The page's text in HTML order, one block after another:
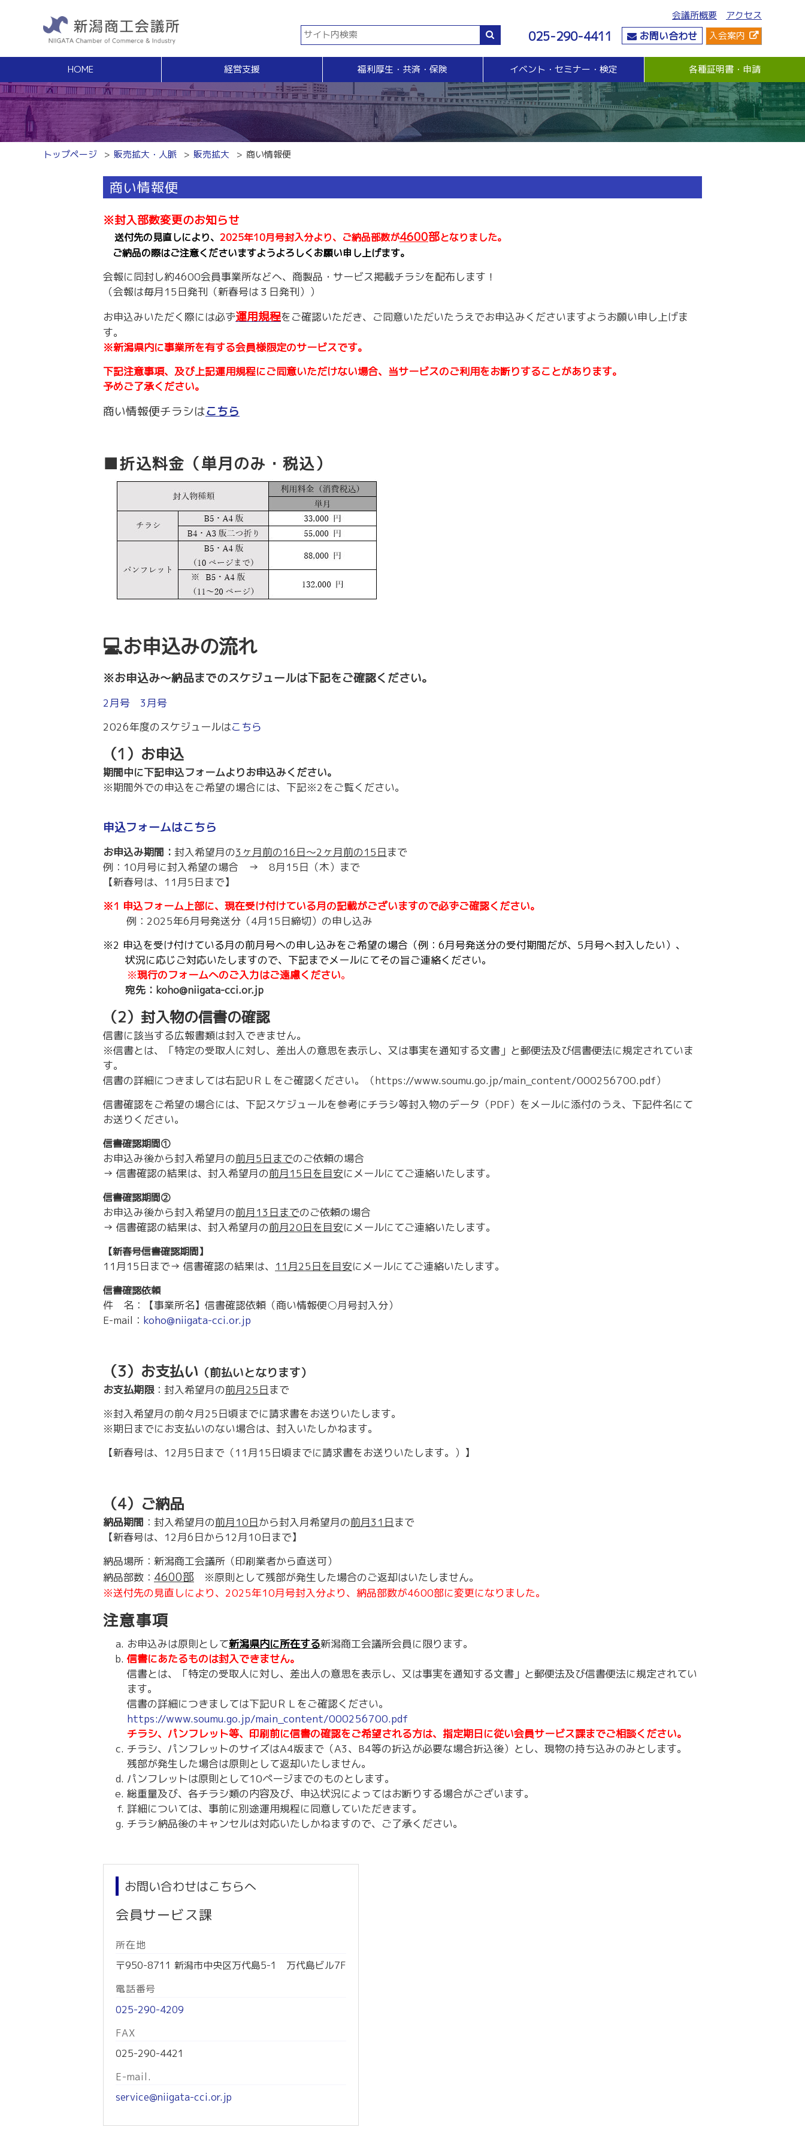
会議所概要 アクセス
025-290-4411 お問い合わせ 入会案内
HOME 経営支援
経営支援
経営相談
無料窓口相談
専門家ネットワーク
経営安定特別相談室
中小企業支援サイト「ミラサポ」
新潟県建設サポートセンター
税務相談（無料相談窓口）
労務・雇用・賃金相談（無料相談窓口）
賃金関係諸統計・説明会
事業承継・Ｍ＆Ａ
事業承継支援（無料相談窓口）
事業承継簡易診断
M＆Aの相談・斡旋
事業計画・創業融資相談（無料窓口相談）
スキルアップ
能力開発・人材育成セミナー
商工会議所ライブラリー
令和2年4月1日～令和7年3月31日計画
販売拡大・人脈
販売拡大
商い情報便
電子商い情報便
商いつなぐサイト
交流会
ビジネス情報交換会
商工クラブ
新潟国際ビジネス研究会
資金・融資
無担保・無保証人融資
各種融資制度紹介
社会情勢
要望・提言
地域活性化
福利厚生・共済・保険
福利
健康増進サポート
共済等
生命共済制度「チューリップ共済」
小規模企業共済制度
火災共済
自動車共済
国民年金基金
危機管理
危機管理支援（無料窓口相談）
与信管理支援(あんしん取引情報提供事業)
ビジネス総合保険制度
売上債権保全制度（グループ取引信用保険）
イベント・セミナー・検定
イベント・セミナー・検定
イベント・セミナー
検定
各種証明書・申請
各種証明書・申請
貿易関係証明
電子証明書発行
【受付終了】GS1事業者（JAN企業）コード
トップページ 販売拡大・人脈 販売拡大 商い情報便
商い情報便
※封入部数変更のお知らせ
送付先の見直しにより、 2025年10月号封入分より、ご納品部数が4600部となりました。
ご納品の際はご注意くださいますようよろしくお願い申し上げます。
会報に同封し約4600会員事業所などへ、商製品・サービス掲載チラシを配布します！
（会報は毎月15日発刊（新春号は３日発刊））
お申込みいただく際には必ず運用規程をご確認いただき、ご同意いただいたうえでお申込みくださいますようお願い申し上げま
す。
※新潟県内に事業所を有する会員様限定のサービスです。
下記注意事項、及び上記運用規程にご同意いただけない場合、当サービスのご利用をお断りすることがあります。
予めご了承ください。
商い情報便チラシはこちら
■折込料金（単月のみ・税込）
💻お申込みの流れ
※お申込み～納品までのスケジュールは下記をご確認ください。
2月号
3月号
2026年度のスケジュールはこちら
（1）お申込
期間中に下記申込フォームよりお申込みください。
※期間外での申込をご希望の場合には、下記※2をご覧ください。
申込フォームはこちら
お申込み期間： 封入希望月の3ヶ月前の16日～2ヶ月前の15日まで
例：10月号に封入希望の場合 → 8月15日（木）まで
【新春号は、11月5日まで】
※1 申込フォーム上部に、現在受け付けている月の記載がございますので必ずご確認ください。
例：2025年6月号発送分（4月15日締切）の申し込み
※2 申込を受け付けている月の前月号への申し込みをご希望の場合（例：6月号発送分の受付期間だが、5月号へ封入したい）、
状況に応じご対応いたしますので、下記までメールにてその旨ご連絡ください。
※現行のフォームへのご入力はご遠慮ください。
宛先：koho@niigata-cci.or.jp
（2）封入物の信書の確認
信書に該当する広報書類は封入できません。
※信書とは、「特定の受取人に対し、差出人の意思を表示し、又は事実を通知する文書」と郵便法及び信書便法に規定されていま
す。
信書の詳細につきましては右記UＲＬをご確認ください。（https://www.soumu.go.jp/main_content/000256700.pdf）
信書確認をご希望の場合には、下記スケジュールを参考にチラシ等封入物のデータ（PDF）をメールに添付のうえ、下記件名にて
お送りください。
信書確認期間①
お申込み後から封入希望月の前月5日までのご依頼の場合
→ 信書確認の結果は、封入希望月の前月15日を目安にメールにてご連絡いたします。
信書確認期間②
お申込み後から封入希望月の前月13日までのご依頼の場合
→ 信書確認の結果は、封入希望月の前月20日を目安にメールにてご連絡いたします。
【新春号信書確認期間】
11月15日まで→ 信書確認の結果は、 11月25日を目安にメールにてご連絡いたします。
信書確認依頼
件 名：【事業所名】信書確認依頼（商い情報便○月号封入分）
E-mail： koho@niigata-cci.or.jp
（3）お支払い （前払いとなります）
お支払期限：封入希望月の前月25日まで
※封入希望月の前々月25日頃までに請求書をお送りいたします。
※期日までにお支払いのない場合は、封入いたしかねます。
【新春号は、12月5日まで（11月15日頃までに請求書をお送りいたします。）】
（4）ご納品
納品期間 ：封入希望月の前月10日から封入月希望月の前月31日まで
【新春号は、12月6日から12月10日まで】
納品場所：新潟商工会議所（印刷業者から直送可）
納品部数： 4600部 ※原則として残部が発生した場合のご返却はいたしません。
※送付先の見直しにより、2025年10月号封入分より、納品部数が4600部に変更になりました。
注意事項
お申込みは原則として新潟県内に所在する新潟商工会議所会員に限ります。
信書にあたるものは封入できません。
信書とは、「特定の受取人に対し、差出人の意思を表示し、又は事実を通知する文書」と郵便法及び信書便法に規定されてい
ます。
信書の詳細につきましては下記UＲＬをご確認ください。
https://www.soumu.go.jp/main_content/000256700.pdf
チラシ、パンフレット等、印刷前に信書の確認をご希望される方は、指定期日に従い会員サービス課までご相談ください。
チラシ、パンフレットのサイズはA4版まで（A3、B4等の折込が必要な場合折込後）とし、現物の持ち込みのみとします。
残部が発生した場合は原則として返却いたしません。
パンフレットは原則として10ページまでのものとします。
総重量及び、各チラシ類の内容及び、申込状況によってはお断りする場合がございます。
詳細については、事前に別途運用規程に同意していただきます。
チラシ納品後のキャンセルは対応いたしかねますので、ご了承ください。
お問い合わせはこちらへ
会員サービス課
所在地
〒950-8711 新潟市中央区万代島5-1 万代島ビル7F
電話番号
025-290-4209
FAX
025-290-4421
E-mail.
service@niigata-cci.or.jp